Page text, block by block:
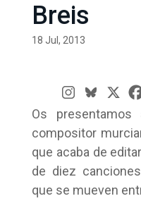
Breis
18 Jul, 2013
Os presentamos
compositor
que acaba de
de diez
que se mueven